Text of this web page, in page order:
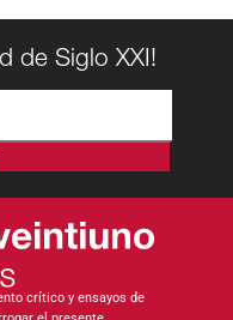
de Siglo XXI!
crítico y ensayos de